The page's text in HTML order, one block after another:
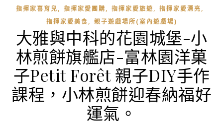
指揮家喜育兒, 指揮家愛團購, 指揮家愛旅遊, 指揮家愛漂亮,
指揮家愛美食, 親子遊戲場所(室內遊戲場)
大雅與中科的花園城堡-小
林煎餅旗艦店-富林園洋菓
子Petit Forêt 親子DIY手作
課程，小林煎餅迎春納福好
運氣。